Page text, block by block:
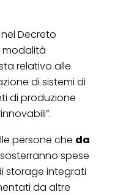
Decreto
modalità
relativo alle
di sistemi di
di produzione
persone che da
sosterranno spese
storage integrati
da altre